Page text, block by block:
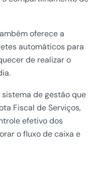
oferece a
automáticos para
de realizar o
de gestão que
Fiscal de Serviços,
efetivo dos
o fluxo de caixa e